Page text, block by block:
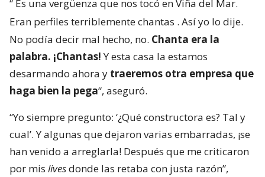
“ Es una vergüenza que nos tocó en Viña del Mar.
Eran perfiles terriblemente chantas . Así yo lo dije.
No podía decir mal hecho, no. Chanta era la
palabra. ¡Chantas!Y esta casa la estamos
desarmando ahora y traeremos otra empresa que
haga bien la pega“, aseguró.
“Yo siempre pregunto: ‘¿Qué constructora es? Tal y
cual’. Y algunas que dejaron varias embarradas, ¡se
han venido a arreglarla! Después que me criticaron
por mis livesdonde las retaba con justa razón”,